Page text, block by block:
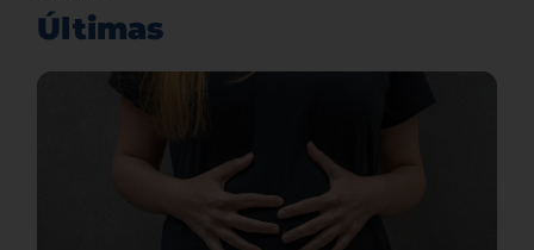
Últimas